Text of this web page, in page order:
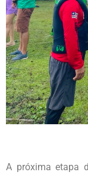
A próxima etapa